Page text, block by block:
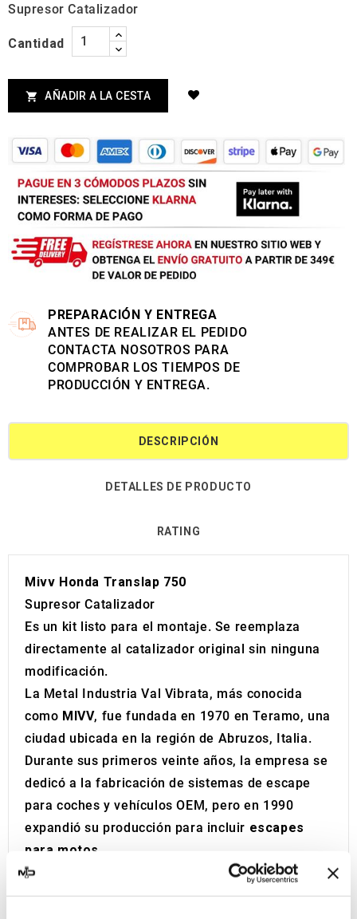
Supresor Catalizador
Cantidad
 AÑADIR A LA CESTA
PREPARACIÓN Y ENTREGA
ANTES DE REALIZAR EL PEDIDO
CONTACTA NOSOTROS PARA
COMPROBAR LOS TIEMPOS DE
PRODUCCIÓN Y ENTREGA.
DESCRIPCIÓN
DETALLES DE PRODUCTO
RATING
Mivv Honda Translap 750
Supresor Catalizador
Es un kit listo para el montaje. Se reemplaza
directamente al catalizador original sin ninguna
modificación.
La Metal Industria Val Vibrata, más conocida
como MIVV, fue fundada en 1970 en Teramo, una
ciudad ubicada en la región de Abruzos, Italia.
Durante sus primeros veinte años, la empresa se
dedicó a la fabricación de sistemas de escape
para coches y vehículos OEM, pero en 1990
expandió su producción para incluir escapes
para motos
Los escapes MIVV son el fruto de un largo
proceso de investigación y desarrollo, que ha